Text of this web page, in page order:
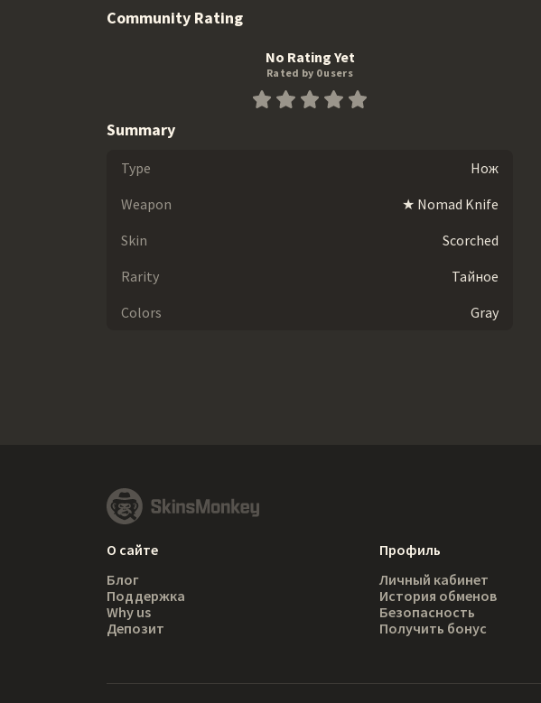
Community Rating
No Rating Yet
Rated by 0 users
Summary
Type
Нож
Weapon
★ Nomad Knife
Skin
Scorched
Rarity
Тайное
Colors
Gray
О сайте
Блог
Поддержка
Why us
Депозит
Профиль
Личный кабинет
История обменов
Безопасность
Получить бонус